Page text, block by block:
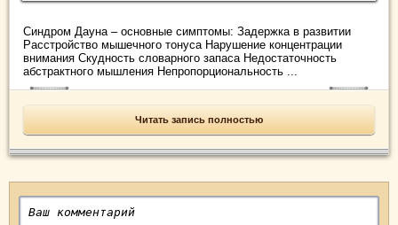
Синдром Дауна – основные симптомы: Задержка в развитии
Расстройство мышечного тонуса Нарушение концентрации
внимания Скудность словарного запаса Недостаточность
абстрактного мышления Непропорциональность ...
Читать запись полностью